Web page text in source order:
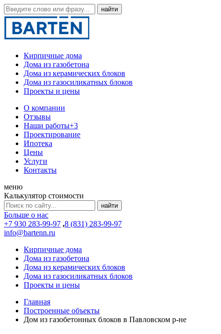
Кирпичные дома
Дома из газобетона
Дома из керамических блоков
Дома из газосиликатных блоков
Проекты и цены
О компании
Отзывы
Наши работы+3
Проектирование
Ипотека
Цены
Услуги
Контакты
меню
Калькулятор стоимости
Больше о нас
+7 930 283-99-97 ,8 (831) 283-99-97
info@bartenn.ru
Кирпичные дома
Дома из газобетона
Дома из керамических блоков
Дома из газосиликатных блоков
Проекты и цены
Главная
Построенные объекты
Дом из газобетонных блоков в Павловском р-не